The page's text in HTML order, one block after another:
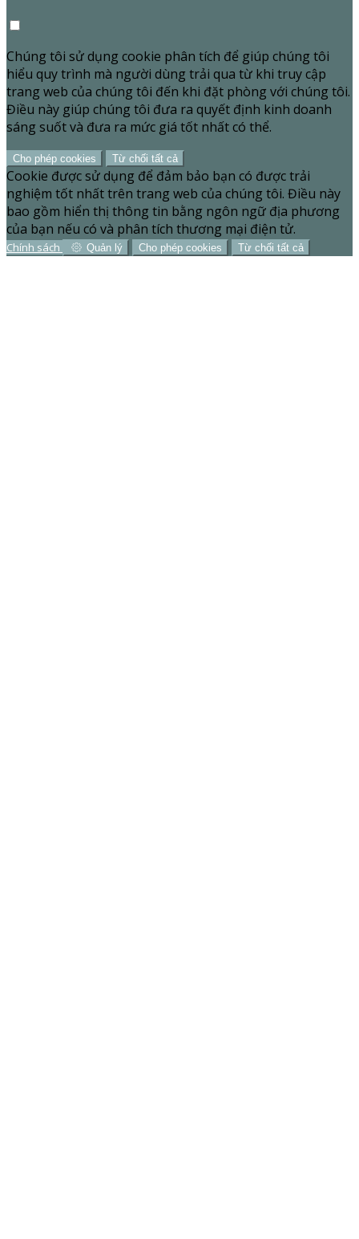
Chúng tôi sử dụng cookie phân tích để giúp chúng tôi
hiểu quy trình mà người dùng trải qua từ khi truy cập
trang web của chúng tôi đến khi đặt phòng với chúng tôi.
Điều này giúp chúng tôi đưa ra quyết định kinh doanh
sáng suốt và đưa ra mức giá tốt nhất có thể.
Cho phép cookies Từ chối tất cả
Cookie được sử dụng để đảm bảo bạn có được trải
nghiệm tốt nhất trên trang web của chúng tôi. Điều này
bao gồm hiển thị thông tin bằng ngôn ngữ địa phương
của bạn nếu có và phân tích thương mại điện tử.
Chính sách Quản lý Cho phép cookies Từ chối tất cả